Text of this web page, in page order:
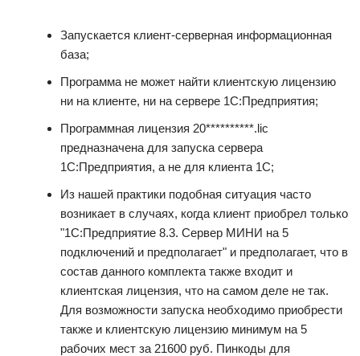
Запускается клиент-серверная информационная
база;
Программа не может найти клиентскую лицензию
ни на клиенте, ни на сервере 1С:Предприятия;
Программная лицензия 20**********.lic
предназначена для запуска сервера
1С:Предприятия, а не для клиента 1С;
Из нашей практики подобная ситуация часто
возникает в случаях, когда клиент приобрел только
"1С:Предприятие 8.3. Сервер МИНИ на 5
подключений и предполагает" и предполагает, что в
состав данного комплекта также входит и
клиентская лицензия, что на самом деле не так.
Для возможности запуска необходимо приобрести
также и клиентскую лицензию минимум на 5
рабочих мест за 21600 руб. Пинкоды для